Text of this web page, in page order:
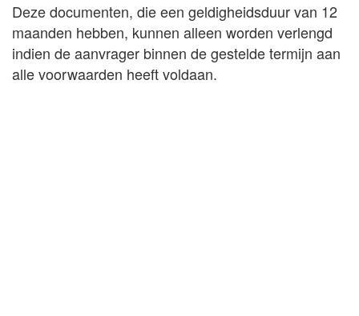
Deze documenten, die een geldigheidsduur van 12
maanden hebben, kunnen alleen worden verlengd
indien de aanvrager binnen de gestelde termijn aan
alle voorwaarden heeft voldaan.